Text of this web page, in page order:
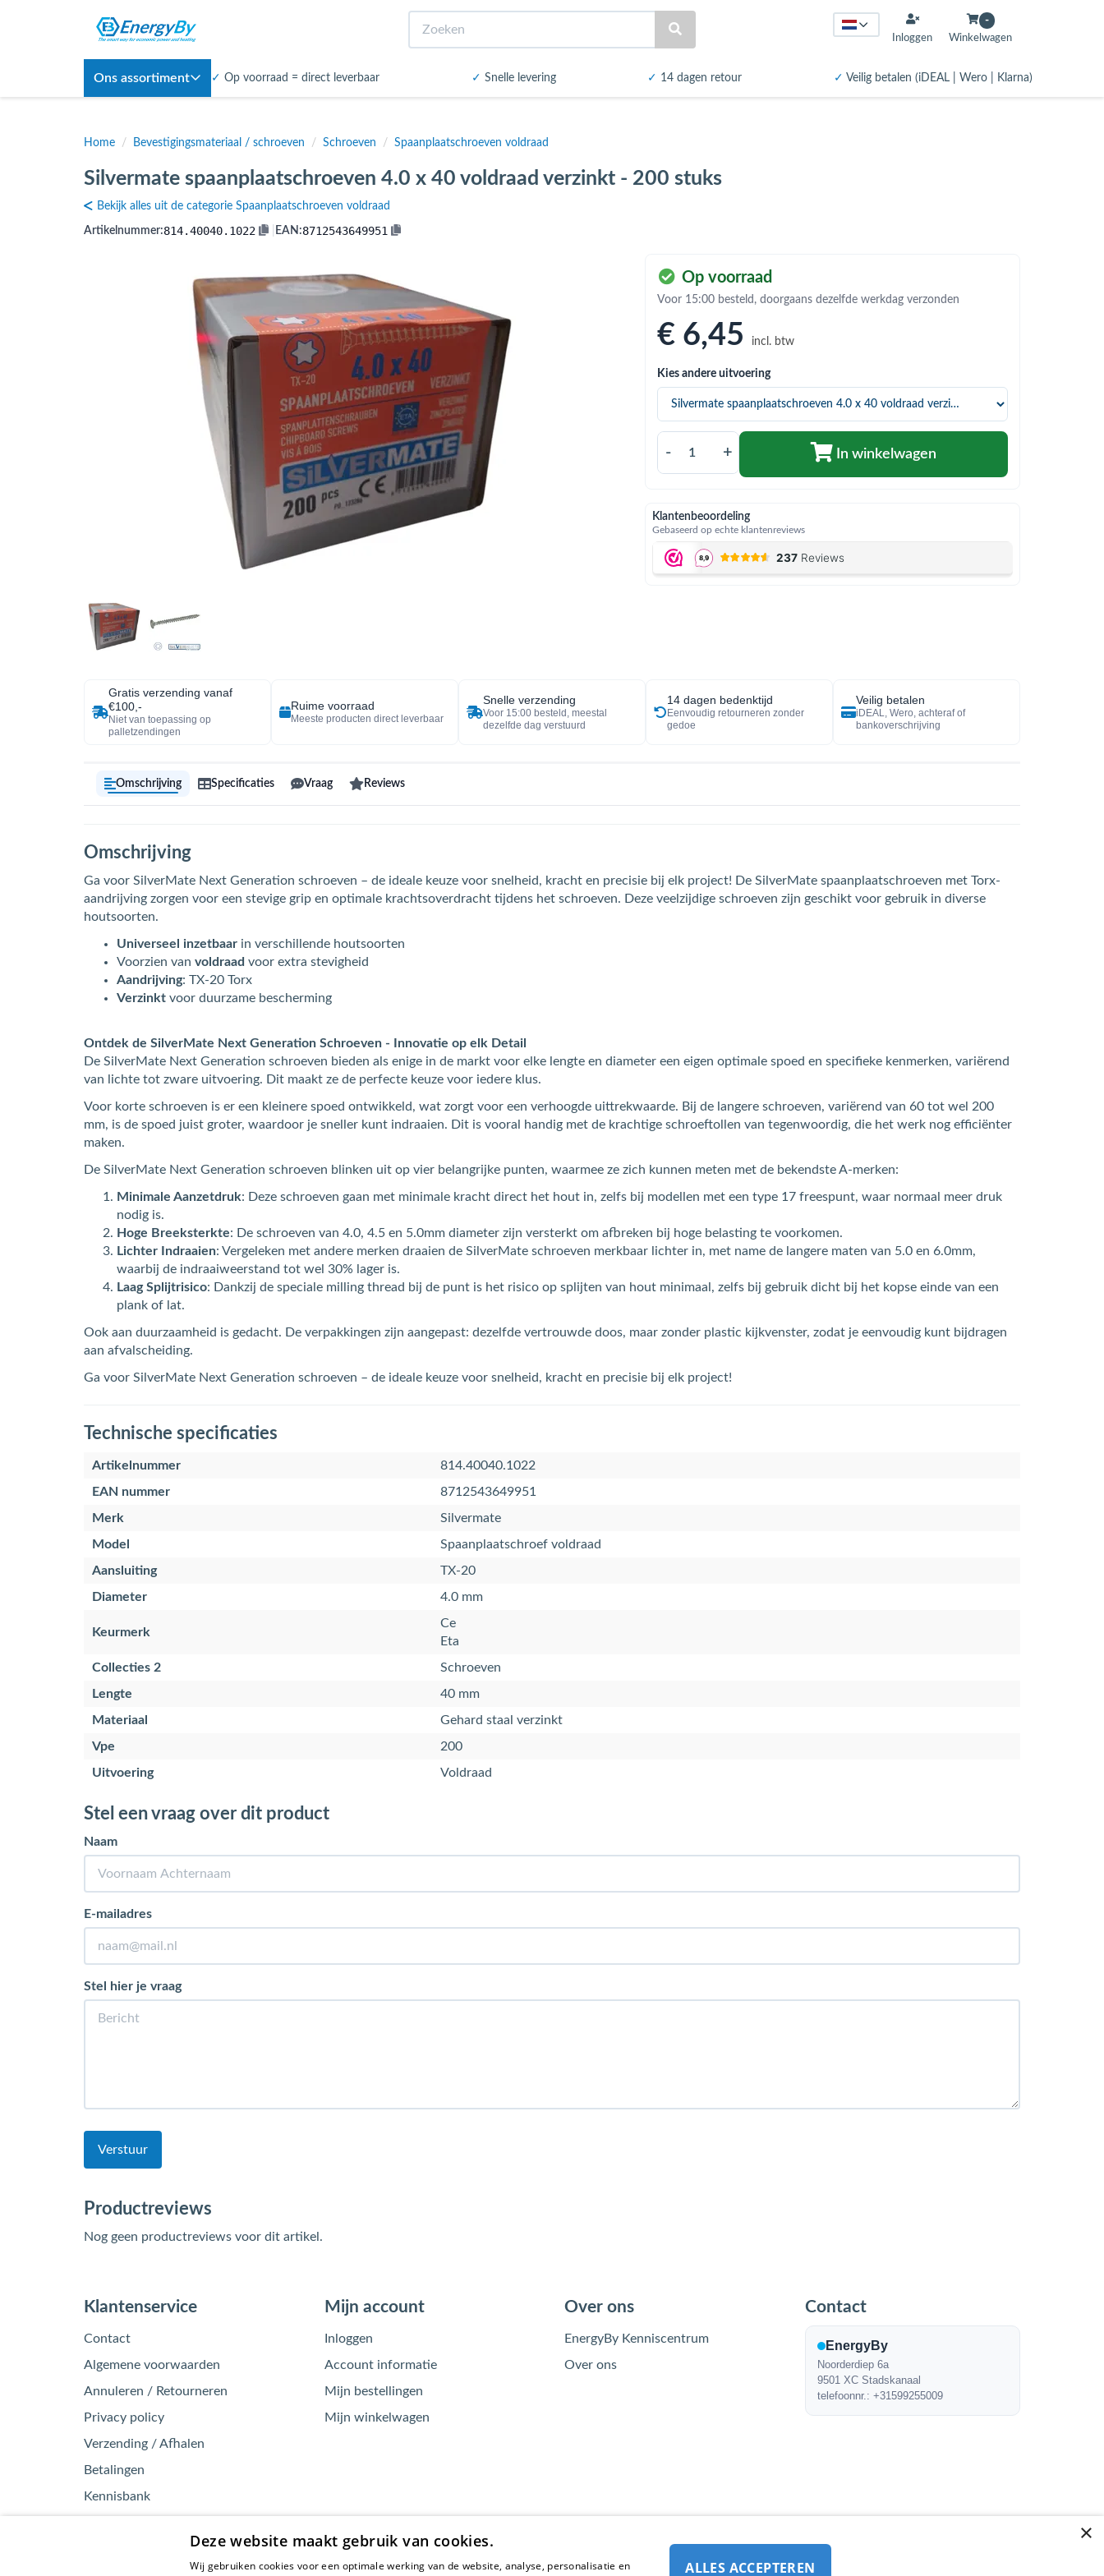
Inloggen
-
Winkelwagen
Ons assortiment ✓ Op voorraad = direct leverbaar ✓ Snelle levering ✓ 14 dagen retour ✓ Veilig betalen (iDEAL | Wero | Klarna)
Home / Bevestigingsmateriaal / schroeven / Schroeven / Spaanplaatschroeven voldraad
Silvermate spaanplaatschroeven 4.0 x 40 voldraad verzinkt - 200 stuks
Bekijk alles uit de categorie Spaanplaatschroeven voldraad
Artikelnummer:814.40040.1022 EAN:8712543649951
Op voorraad
Voor 15:00 besteld, doorgaans dezelfde werkdag verzonden
€ 6,45 incl. btw
Kies andere uitvoering
- + In winkelwagen
Klantenbeoordeling
Gebaseerd op echte klantenreviews
Gratis verzending vanaf
€100,-
Niet van toepassing op
palletzendingen
Ruime voorraad
Meeste producten direct leverbaar
Snelle verzending
Voor 15:00 besteld, meestal
dezelfde dag verstuurd
14 dagen bedenktijd
Eenvoudig retourneren zonder
gedoe
Veilig betalen
iDEAL, Wero, achteraf of
bankoverschrijving
Omschrijving Specificaties Vraag Reviews
Omschrijving
Ga voor SilverMate Next Generation schroeven – de ideale keuze voor snelheid, kracht en precisie bij elk project! De SilverMate spaanplaatschroeven met Torx-
aandrijving zorgen voor een stevige grip en optimale krachtsoverdracht tijdens het schroeven. Deze veelzijdige schroeven zijn geschikt voor gebruik in diverse
houtsoorten.
Universeel inzetbaar in verschillende houtsoorten
Voorzien van voldraad voor extra stevigheid
Aandrijving: TX-20 Torx
Verzinkt voor duurzame bescherming
Ontdek de SilverMate Next Generation Schroeven - Innovatie op elk Detail
De SilverMate Next Generation schroeven bieden als enige in de markt voor elke lengte en diameter een eigen optimale spoed en specifieke kenmerken, variërend
van lichte tot zware uitvoering. Dit maakt ze de perfecte keuze voor iedere klus.
Voor korte schroeven is er een kleinere spoed ontwikkeld, wat zorgt voor een verhoogde uittrekwaarde. Bij de langere schroeven, variërend van 60 tot wel 200
mm, is de spoed juist groter, waardoor je sneller kunt indraaien. Dit is vooral handig met de krachtige schroeftollen van tegenwoordig, die het werk nog efficiënter
maken.
De SilverMate Next Generation schroeven blinken uit op vier belangrijke punten, waarmee ze zich kunnen meten met de bekendste A-merken:
Minimale Aanzetdruk: Deze schroeven gaan met minimale kracht direct het hout in, zelfs bij modellen met een type 17 freespunt, waar normaal meer druk
nodig is.
Hoge Breeksterkte: De schroeven van 4.0, 4.5 en 5.0mm diameter zijn versterkt om afbreken bij hoge belasting te voorkomen.
Lichter Indraaien: Vergeleken met andere merken draaien de SilverMate schroeven merkbaar lichter in, met name de langere maten van 5.0 en 6.0mm,
waarbij de indraaiweerstand tot wel 30% lager is.
Laag Splijtrisico: Dankzij de speciale milling thread bij de punt is het risico op splijten van hout minimaal, zelfs bij gebruik dicht bij het kopse einde van een
plank of lat.
Ook aan duurzaamheid is gedacht. De verpakkingen zijn aangepast: dezelfde vertrouwde doos, maar zonder plastic kijkvenster, zodat je eenvoudig kunt bijdragen
aan afvalscheiding.
Ga voor SilverMate Next Generation schroeven – de ideale keuze voor snelheid, kracht en precisie bij elk project!
Technische specificaties
Artikelnummer
814.40040.1022
EAN nummer
8712543649951
Merk
Silvermate
Model
Spaanplaatschroef voldraad
Aansluiting
TX-20
Diameter
4.0 mm
Keurmerk
Ce
Eta
Collecties 2
Schroeven
Lengte
40 mm
Materiaal
Gehard staal verzinkt
Vpe
200
Uitvoering
Voldraad
Stel een vraag over dit product
Naam
E-mailadres
Stel hier je vraag
Verstuur
Productreviews
Nog geen productreviews voor dit artikel.
Klantenservice
Contact
Algemene voorwaarden
Annuleren / Retourneren
Privacy policy
Verzending / Afhalen
Betalingen
Kennisbank
Mijn account
Inloggen
Account informatie
Mijn bestellingen
Mijn winkelwagen
Over ons
EnergyBy Kenniscentrum
Over ons
Contact
EnergyBy
Noorderdiep 6a
9501 XC Stadskanaal
telefoonnr.: +31599255009
×
Deze website maakt gebruik van cookies.
Wij gebruiken cookies voor een optimale werking van de website, analyse, personalisatie en
ALLES ACCEPTEREN